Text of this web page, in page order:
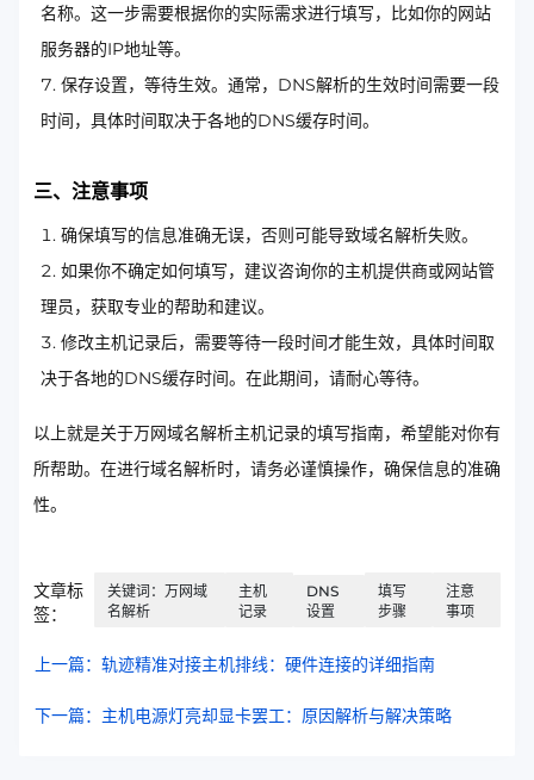
名称。这一步需要根据你的实际需求进行填写，比如你的网站
服务器的IP地址等。
保存设置，等待生效。通常，DNS解析的生效时间需要一段
时间，具体时间取决于各地的DNS缓存时间。
三、注意事项
确保填写的信息准确无误，否则可能导致域名解析失败。
如果你不确定如何填写，建议咨询你的主机提供商或网站管
理员，获取专业的帮助和建议。
修改主机记录后，需要等待一段时间才能生效，具体时间取
决于各地的DNS缓存时间。在此期间，请耐心等待。
以上就是关于万网域名解析主机记录的填写指南，希望能对你有
所帮助。在进行域名解析时，请务必谨慎操作，确保信息的准确
性。
文章标
签：
关键词：万网域
名解析
主机
记录
DNS
设置
填写
步骤
注意
事项
上一篇：轨迹精准对接主机排线：硬件连接的详细指南
下一篇：主机电源灯亮却显卡罢工：原因解析与解决策略